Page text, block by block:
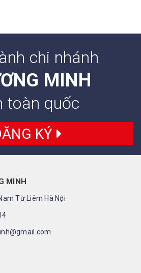
chi nhánh
MINH
toàn quốc
KÝ
MINH
Từ Liêm Hà Nội